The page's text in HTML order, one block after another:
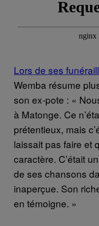
Lors de ses
Wemba résume
son ex-pote : «
à Matonge. Ce
prétentieux, mais
laissait pas faire et
caractère. C’était
de ses chansons
inaperçue. Son
en témoigne. »